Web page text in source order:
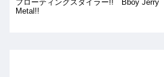
フローティングスタイラー!! Bboy Jerry
Metal!!